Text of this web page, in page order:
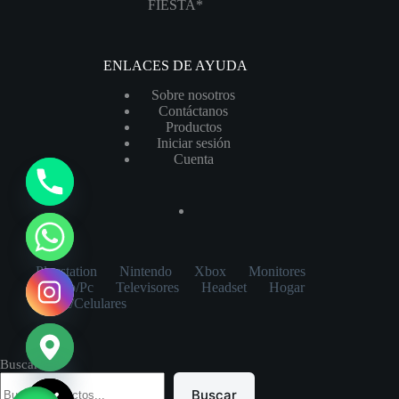
FIESTA*
ENLACES DE AYUDA
Sobre nosotros
Contáctanos
Productos
Iniciar sesión
Cuenta
Playstation Nintendo Xbox
Monitores
Laptop/Pc
Televisores Headset
Hogar
Tablet/Celulares
Buscar
Buscar
H
i
d
e
c
h
a
t
y